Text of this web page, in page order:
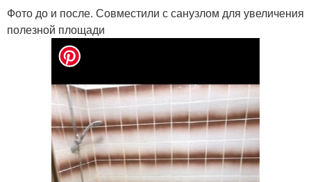
Фото до и после. Совместили с санузлом для увеличения
полезной площади